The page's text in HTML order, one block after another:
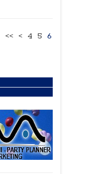
<< < 4 5 6